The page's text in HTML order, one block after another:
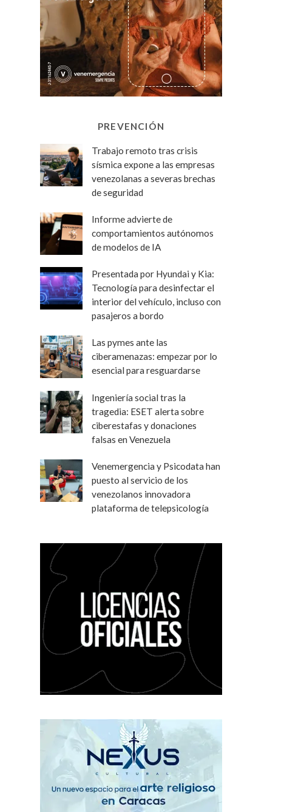
PREVENCIÓN
Trabajo remoto tras crisis
sísmica expone a las empresas
venezolanas a severas brechas
de seguridad
Informe advierte de
comportamientos autónomos
de modelos de IA
Presentada por Hyundai y Kia:
Tecnología para desinfectar el
interior del vehículo, incluso con
pasajeros a bordo
Las pymes ante las
ciberamenazas: empezar por lo
esencial para resguardarse
Ingeniería social tras la
tragedia: ESET alerta sobre
ciberestafas y donaciones
falsas en Venezuela
Venemergencia y Psicodata han
puesto al servicio de los
venezolanos innovadora
plataforma de telepsicología